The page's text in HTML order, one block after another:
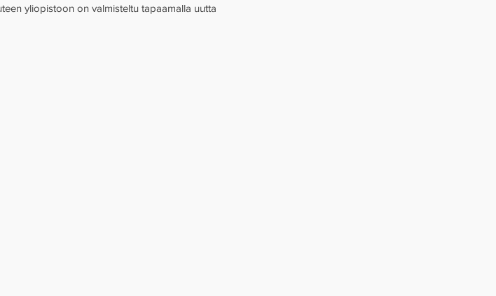
yliopistoon on valmisteltu tapaamalla uutta